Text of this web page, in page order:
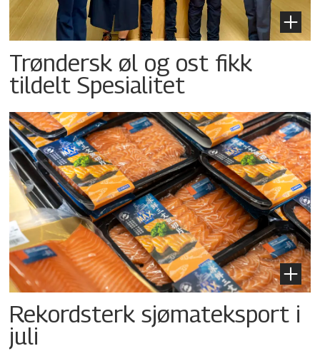
Trøndersk øl og ost fikk
tildelt Spesialitet
Rekordsterk sjømateksport i
juli